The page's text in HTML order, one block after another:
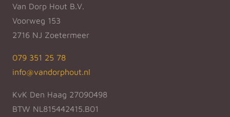
Van Dorp Hout B.V.
Voorweg 153
2716 NJ Zoetermeer
079 351 25 78
info@vandorphout.nl
KvK Den Haag 27090498
BTW NL815442415.B01